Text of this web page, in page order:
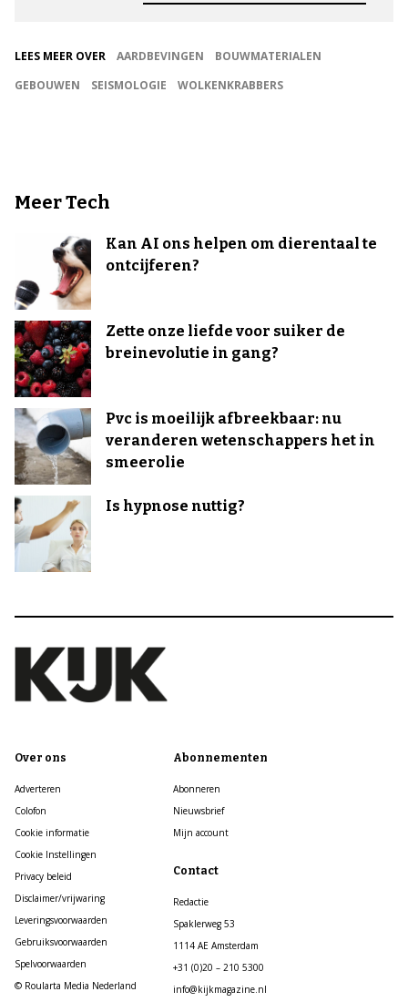
LEES MEER OVER AARDBEVINGEN
BOUWMATERIALEN
GEBOUWEN
SEISMOLOGIE WOLKENKRABBERS
Meer Tech
Kan AI ons helpen om dierentaal te
ontcijferen?
Zette onze liefde voor suiker de
breinevolutie in gang?
Pvc is moeilijk afbreekbaar: nu
veranderen wetenschappers het in
smeerolie
Is hypnose nuttig?
Over ons
Adverteren
Colofon
Cookie informatie
Cookie Instellingen
Privacy beleid
Disclaimer/vrijwaring
Leveringsvoorwaarden
Gebruiksvoorwaarden
Spelvoorwaarden
© Roularta Media Nederland
Abonnementen
Abonneren
Nieuwsbrief
Mijn account
Contact
Redactie
Spaklerweg 53
1114 AE Amsterdam
+31 (0)20 – 210 5300
info@kijkmagazine.nl